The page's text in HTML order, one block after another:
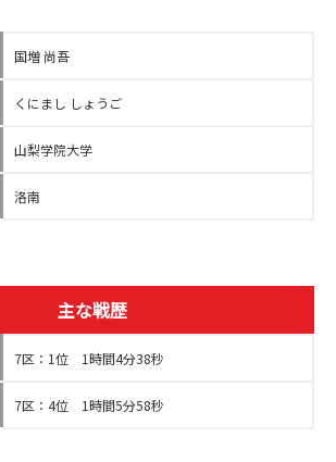
国増 尚吾
くにまし しょうご
山梨学院大学
洛南
主な戦歴
7区：1位 1時間4分38秒
7区：4位 1時間5分58秒